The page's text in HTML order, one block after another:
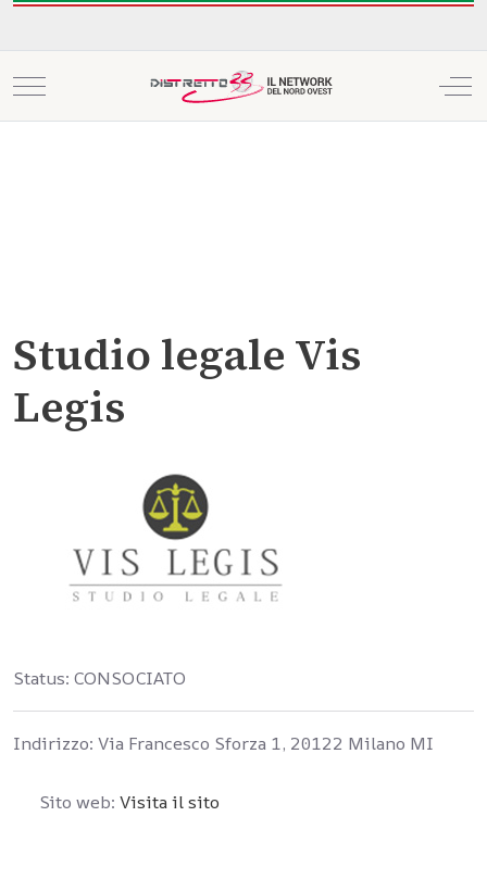
Mobile Menu Toggle
Studio legale Vis
Legis
Status: CONSOCIATO
Indirizzo: Via Francesco Sforza 1, 20122 Milano MI
Sito web: Visita il sito